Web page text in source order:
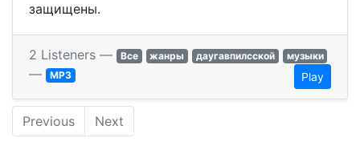
защищены.
2 Listeners — Все жанры даугавпилсской музыки
— MP3 Play
Previous Next